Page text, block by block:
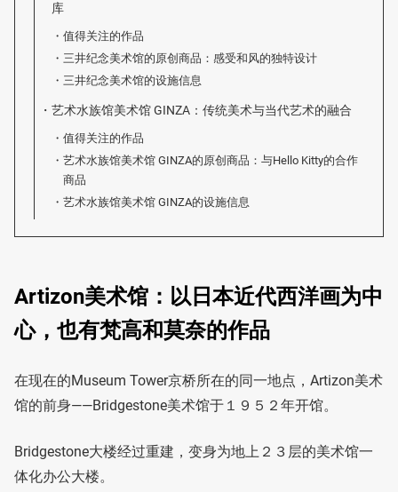
库
值得关注的作品
三井纪念美术馆的原创商品：感受和风的独特设计
三井纪念美术馆的设施信息
艺术水族馆美术馆 GINZA：传统美术与当代艺术的融合
值得关注的作品
艺术水族馆美术馆 GINZA的原创商品：与Hello Kitty的合作
商品
艺术水族馆美术馆 GINZA的设施信息
Artizon美术馆：以日本近代西洋画为中
心，也有梵高和莫奈的作品
在现在的Museum Tower京桥所在的同一地点，Artizon美术
馆的前身——Bridgestone美术馆于１９５２年开馆。
Bridgestone大楼经过重建，变身为地上２３层的美术馆一
体化办公大楼。